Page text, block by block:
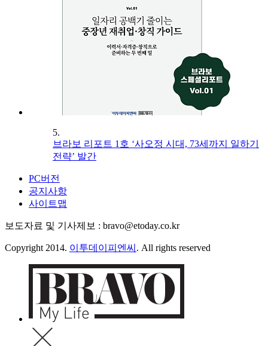
5.
브라보 리포트 1호 ‘사오정 시대, 73세까지 일하기
전략’ 발간
PC버전
공지사항
사이트맵
보도자료 및 기사제보 : bravo@etoday.co.kr
Copyright 2014. 이투데이피엔씨 . All rights reserved